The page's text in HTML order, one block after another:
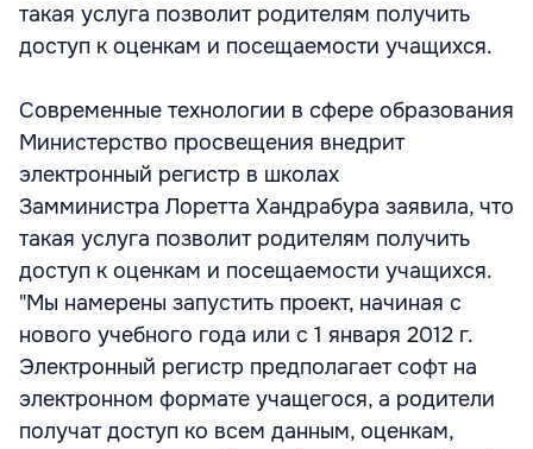
такая услуга позволит родителям получить
доступ к оценкам и посещаемости учащихся.
Современные технологии в сфере образования
Министерство просвещения внедрит
электронный регистр в школах
Замминистра Лоретта Хандрабура заявила, что
такая услуга позволит родителям получить
доступ к оценкам и посещаемости учащихся.
"Мы намерены запустить проект, начиная с
нового учебного года или с 1 января 2012 г.
Электронный регистр предполагает софт на
электронном формате учащегося, а родители
получат доступ ко всем данным, оценкам,